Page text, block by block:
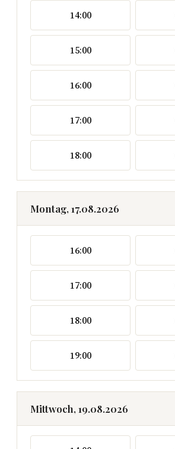
14:00
15:00
16:00
17:00
18:00
Montag, 17.08.2026
16:00
17:00
18:00
19:00
Mittwoch, 19.08.2026